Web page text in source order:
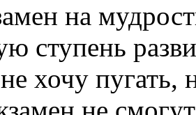
на
ступень
хочу пугать,